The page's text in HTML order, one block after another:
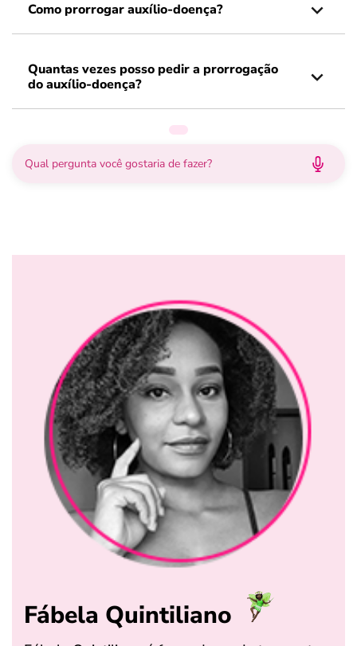
Como prorrogar auxílio-doença?
Quantas vezes posso pedir a prorrogação
do auxílio-doença?
Fábela Quintiliano